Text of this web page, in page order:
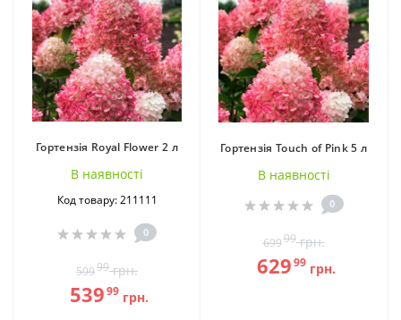
Гортензія Royal Flower 2 л
В наявностi
Код товару: 211111
0
59999грн.
53999 грн.
Гортензія Touch of Pink 5 л
В наявностi
0
69999грн.
62999грн.